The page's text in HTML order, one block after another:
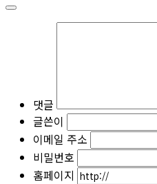
댓글
글쓴이
이메일 주소
비밀번호
홈페이지